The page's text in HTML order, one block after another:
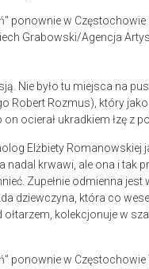
Grabowski/Agencja
Nie było tu miejsca na
Robert Rozmus), który
ocierał ukradkiem łzę z
Elżbiety
nadal krwawi, ale ona i tak
Zupełnie odmienna
dziewczyna, która co
kolekcjonuje w